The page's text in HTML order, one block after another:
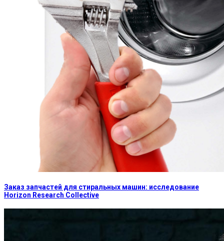
Заказ запчастей для стиральных машин: исследование
Horizon Research Collective